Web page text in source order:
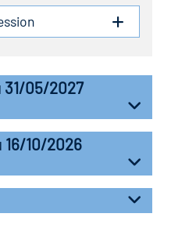
31/05/2027
16/10/2026